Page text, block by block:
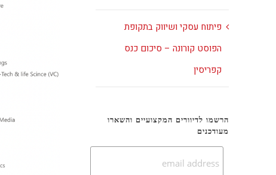
פיתוח עסקי ושיווק בתקופת
הפוסט קורונה – סיכום כנס
קפריסין
הרשמו לדיוורים המקצועיים והשארו
מעודכנים